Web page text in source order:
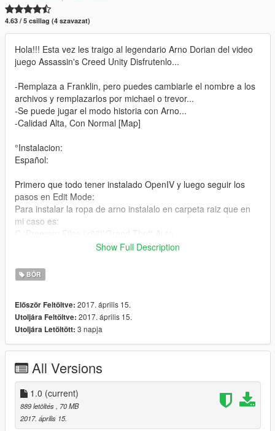
4.63 / 5 csillag (4 szavazat)
Hola!!! Esta vez les traigo al legendario Arno Dorian del video
juego Assassin's Creed Unity Disfrutenlo...
-Remplaza a Franklin, pero puedes cambiarle el nombre a los
archivos y remplazarlos por michael o trevor...
-Se puede jugar el modo historia con Arno...
-Calidad Alta, Con Normal [Map]
°Instalacion:
Español:
Primero que todo tener instalado OpenIV y luego seguir los
pasos en Edit Mode:
Para instalar la ropa de arno instalalo en carpeta raiz que en
mi caso es:
V\mods\x64v.rpf\models\cdimages\streampeds_players.rpf\play
y para instalar la cabeza de arno:
C:\Program Files (x86)\Grand Theft Auto
cdimages\mppatches.rpf\player_one\
English:
Edit Mode:
To install the clothes of arno install it in root folder that in my
case is:
C: \ Program Files (x86) \ Grand Theft Auto V \ mods \ x64v.rpf
\ models \ cdimages \ streampeds_players.rpf \ player_one \
Show Full Description
BŐR
Először Feltöltve: 2017. április 15.
Utoljára Feltöltve: 2017. április 15.
Utoljára Letöltött: 3 napja
All Versions
1.0 (current)
889 letöltés, 70 MB
2017. április 15.